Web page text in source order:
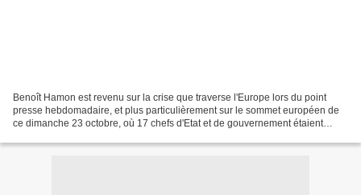
Benoît Hamon est revenu sur la crise que traverse l'Europe lors du point
presse hebdomadaire, et plus particulièrement sur le sommet européen de
ce dimanche 23 octobre, où 17 chefs d'Etat et de gouvernement étaient